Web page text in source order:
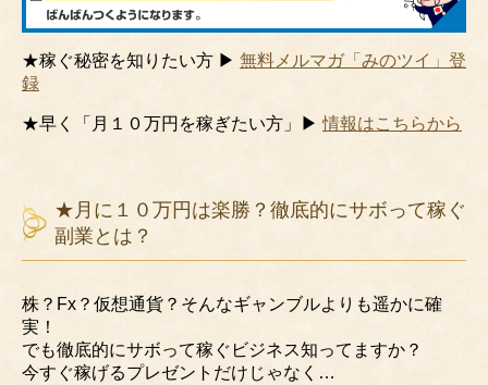
★稼ぐ秘密を知りたい方 ▶ 無料メルマガ「みのツイ」登
録
★早く「月１０万円を稼ぎたい方」▶情報はこちらから
★月に１０万円は楽勝？徹底的にサボって稼ぐ
副業とは？
株？Fx？仮想通貨？そんなギャンブルよりも遥かに確
実！
でも徹底的にサボって稼ぐビジネス知ってますか？
今すぐ稼げるプレゼントだけじゃなく…